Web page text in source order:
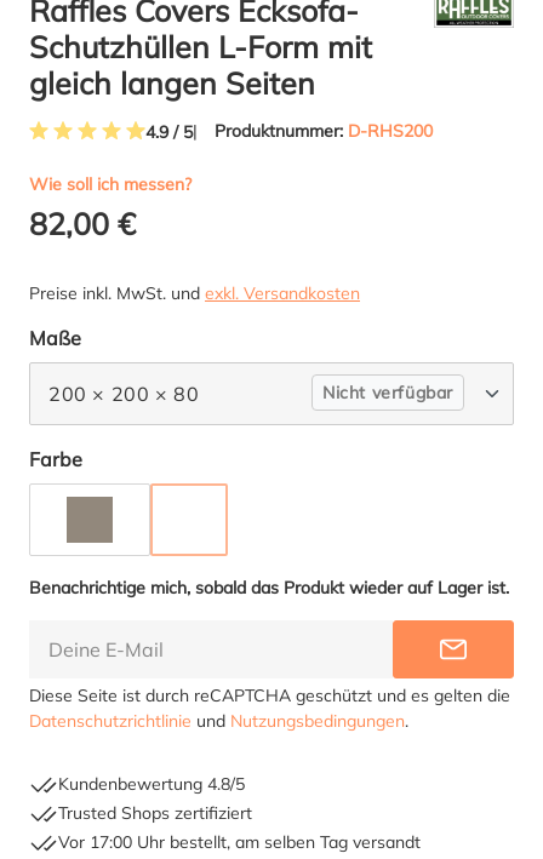
Raffles Covers Ecksofa-
Schutzhüllen L-Form mit
gleich langen Seiten
4.9 / 5 Produktnummer: D-RHS200
Wie soll ich messen?
82,00 €
Preise inkl. MwSt. und exkl. Versandkosten
Maßeauswählen
200 × 200 × 80 Nicht verfügbar
Farbeauswählen
Benachrichtige mich, sobald das Produkt wieder auf Lager ist.
Diese Seite ist durch reCAPTCHA geschützt und es gelten die
Datenschutzrichtlinie und Nutzungsbedingungen.
Kundenbewertung 4.8/5
Trusted Shops zertifiziert
Vor 17:00 Uhr bestellt, am selben Tag versandt